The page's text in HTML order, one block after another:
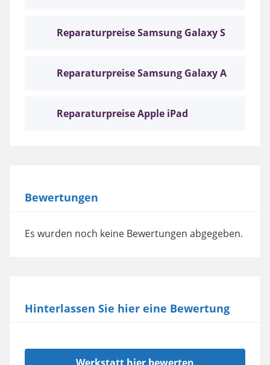
Reparaturpreise Samsung Galaxy S
Reparaturpreise Samsung Galaxy A
Reparaturpreise Apple iPad
Bewertungen
Es wurden noch keine Bewertungen abgegeben.
Hinterlassen Sie hier eine Bewertung